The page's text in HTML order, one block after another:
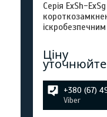
Серія ExSh-
Ціну
уточнюйте
+380 (67)
Viber